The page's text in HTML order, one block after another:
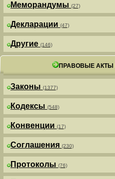
Меморандумы (27)
Декларации (47)
Другие (146)
ПРАВОВЫЕ АКТЫ
Законы (1377)
Кодексы (548)
Конвенции (17)
Соглашения (230)
Протоколы (76)